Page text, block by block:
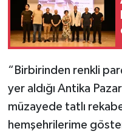
“Birbirinden renkli
yer aldığı Antika
müzayede tatlı
hemşehrilerime